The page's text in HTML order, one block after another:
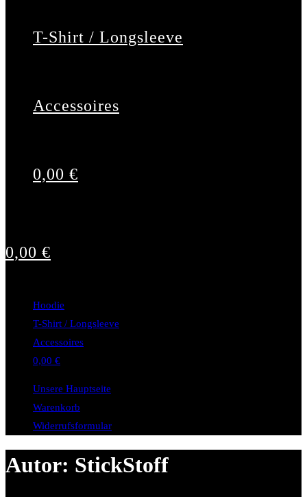
T-Shirt / Longsleeve
Accessoires
0,00 €
0,00 €
Hoodie
T-Shirt / Longsleeve
Accessoires
0,00 €
Unsere Hauptseite
Warenkorb
Widerrufsformular
Autor: StickStoff